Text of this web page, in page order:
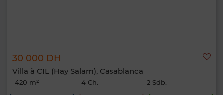
30 000 DH
Villa à CIL (Hay Salam), Casablanca
420 m² 4 Ch. 2 Sdb.